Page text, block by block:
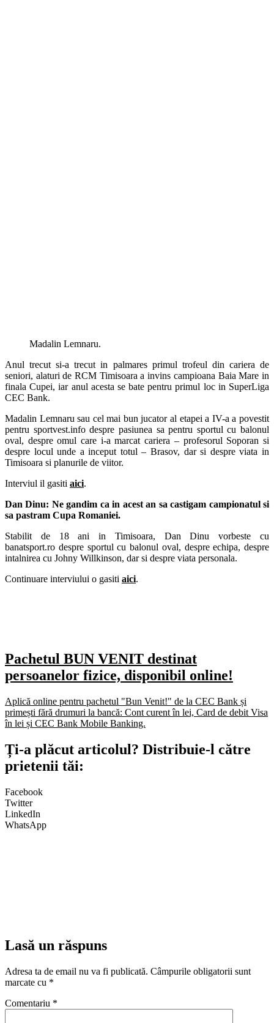
Madalin Lemnaru.
Anul trecut si-a trecut in palmares primul trofeul din cariera de
seniori, alaturi de RCM Timisoara a invins campioana Baia Mare in
finala Cupei, iar anul acesta se bate pentru primul loc in SuperLiga
CEC Bank.
Madalin Lemnaru sau cel mai bun jucator al etapei a IV-a a povestit
pentru sportvest.info despre pasiunea sa pentru sportul cu balonul
oval, despre omul care i-a marcat cariera – profesorul Soporan si
despre locul unde a inceput totul – Brasov, dar si despre viata in
Timisoara si planurile de viitor.
Interviul il gasiti aici.
Dan Dinu: Ne gandim ca in acest an sa castigam campionatul si
sa pastram Cupa Romaniei.
Stabilit de 18 ani in Timisoara, Dan Dinu vorbeste cu
banatsport.ro despre sportul cu balonul oval, despre echipa, despre
intalnirea cu Johny Willkinson, dar si despre viata personala.
Continuare interviului o gasiti aici.
Pachetul BUN VENIT destinat
persoanelor fizice, disponibil online!
Aplică online pentru pachetul "Bun Venit!" de la CEC Bank și
primești fără drumuri la bancă: Cont curent în lei, Card de debit Visa
în lei și CEC Bank Mobile Banking.​
Ți-a plăcut articolul? Distribuie-l către
prietenii tăi:
Facebook
Twitter
LinkedIn
WhatsApp
Lasă un răspuns
Adresa ta de email nu va fi publicată. Câmpurile obligatorii sunt
marcate cu *
Comentariu *